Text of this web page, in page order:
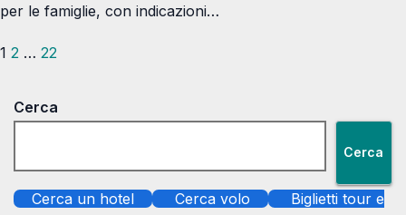
per le famiglie, con indicazioni…
Paginazione
degli
articoli
1 2 … 22
Cerca
Cerca
Cerca un hotel Cerca volo
Biglietti tour e